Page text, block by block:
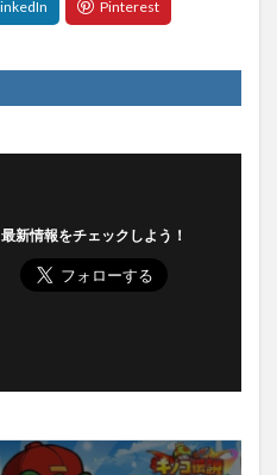
最新情報をチェックしよう！